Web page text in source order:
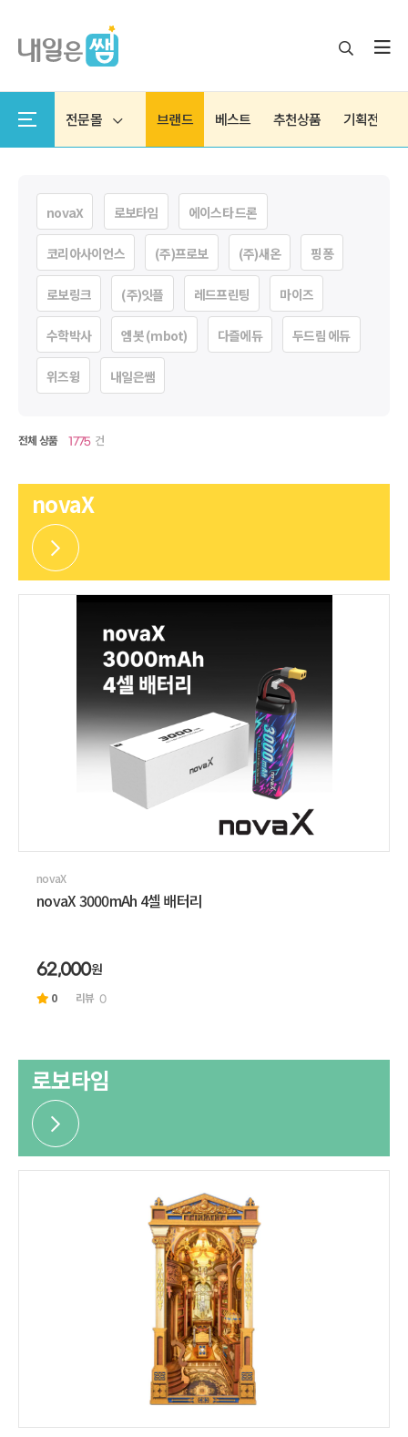
전문몰 브랜드 베스트 추천상품 기획전
novaX 로보타임 에이스타 드론
코리아사이언스 (주)프로보 (주)새온 핑퐁
로보링크 (주)잇플 레드프린팅 마이즈
수학박사 엠봇 (mbot) 다즐에듀 두드림 에듀
위즈윙 내일은쌤
전체 상품 1775 건
novaX
novaX
novaX 3000mAh 4셀 배터리
62,000원
0 리뷰 0
로보타임